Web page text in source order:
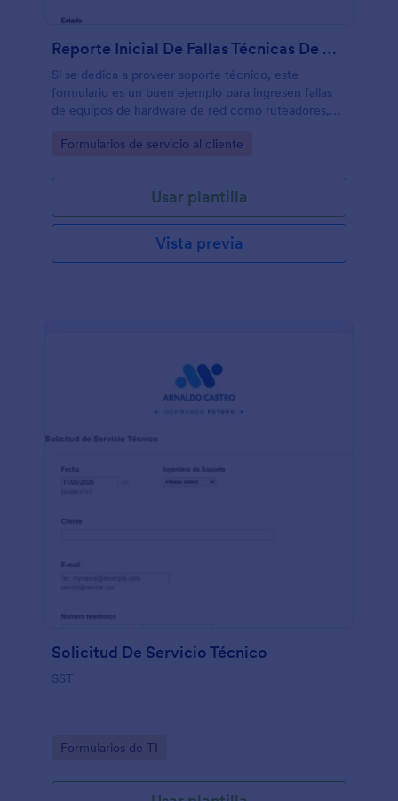
Reporte Inicial De Fallas Técnicas De Dispositivos
Si se dedica a proveer soporte técnico, este
formulario es un buen ejemplo para ingresen fallas
de equipos de hardware de red como ruteadores,
Go to Category:
Formularios de servicio al cliente
Usar plantilla
Vista previa
Solicitud De Servicio Técnico
SST
Go to Category:
Formularios de TI